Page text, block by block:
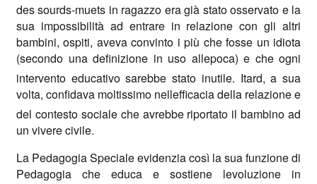
des sourds-muets in ragazzo era già stato osservato e la
sua impossibilità ad entrare in relazione con gli altri
bambini, ospiti, aveva convinto i più che fosse un idiota
(secondo una definizione in uso allepoca) e che ogni
intervento educativo sarebbe stato inutile. Itard, a sua
volta, confidava moltissimo nellefficacia della relazione e
del contesto sociale che avrebbe riportato il bambino ad
un vivere civile.
La Pedagogia Speciale evidenzia così la sua funzione di
Pedagogia che educa e sostiene levoluzione in